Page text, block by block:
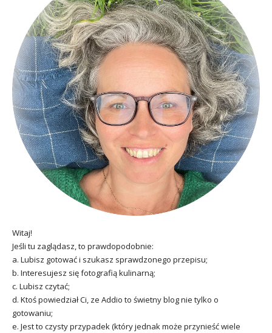
Witaj!
Jeśli tu zaglądasz, to prawdopodobnie:
a. Lubisz gotować i szukasz sprawdzonego przepisu;
b. Interesujesz się fotografią kulinarną;
c. Lubisz czytać;
d. Ktoś powiedział Ci, ze Addio to świetny blog nie tylko o
gotowaniu;
e. Jest to czysty przypadek (który jednak może przynieść wiele